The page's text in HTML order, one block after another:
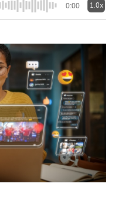
0:00 1.0x